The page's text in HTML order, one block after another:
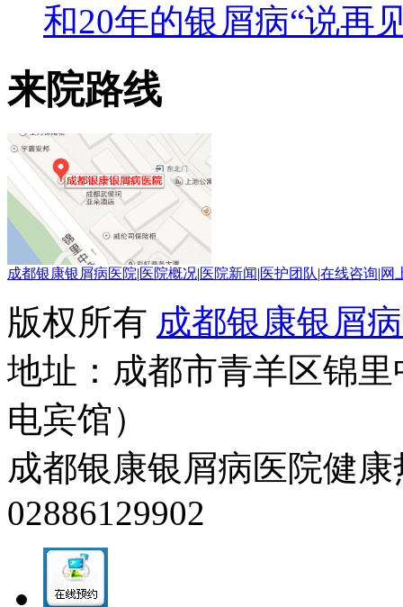
和20年的银屑病“说再
来院路线
成都银康银屑病医院|医院概况|医院新闻|医护团队|在线咨询|网
版权所有 成都银康银屑
地址：成都市青羊区锦
电宾馆）
成都银康银屑病医院健康
02886129902